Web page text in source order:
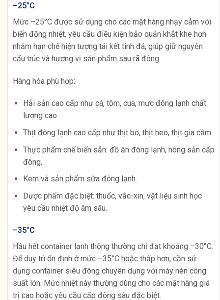
–25°C
Mức –25°C được sử dụng cho các mặt hàng nhạy cảm với
biến động nhiệt, yêu cầu điều kiện bảo quản khắt khe hơn
nhằm hạn chế hiện tượng tái kết tinh đá, giúp giữ nguyên
cấu trúc và hương vị sản phẩm sau rã đông.
Hàng hóa phù hợp:
Hải sản cao cấp như cá, tôm, cua, mực đông lạnh chất
lượng cao.
Thịt đông lạnh cao cấp như thịt bò, thịt heo, thịt gia cầm.
Thực phẩm chế biến sẵn: đồ ăn đông lạnh, nông sản cấp
đông.
Kem và sản phẩm sữa đông lạnh.
Dược phẩm đặc biệt: thuốc, vắc-xin, vật liệu sinh học
yêu cầu nhiệt độ âm sâu.
–35°C
Hầu hết container lạnh thông thường chỉ đạt khoảng –30°C.
Để duy trì ổn định ở mức –35°C hoặc thấp hơn, cần sử
dụng container siêu đông chuyên dụng với máy nén công
suất lớn. Mức nhiệt này thường dùng cho các mặt hàng giá
trị cao hoặc yêu cầu cấp đông sâu đặc biệt.